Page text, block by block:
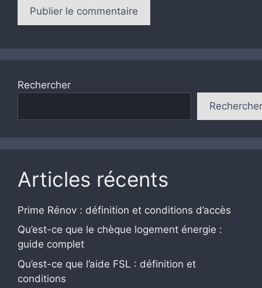
Rechercher
Rechercher
Articles récents
Prime Rénov : définition et conditions d’accès
Qu’est-ce que le chèque logement énergie :
guide complet
Qu’est-ce que l’aide FSL : définition et
conditions